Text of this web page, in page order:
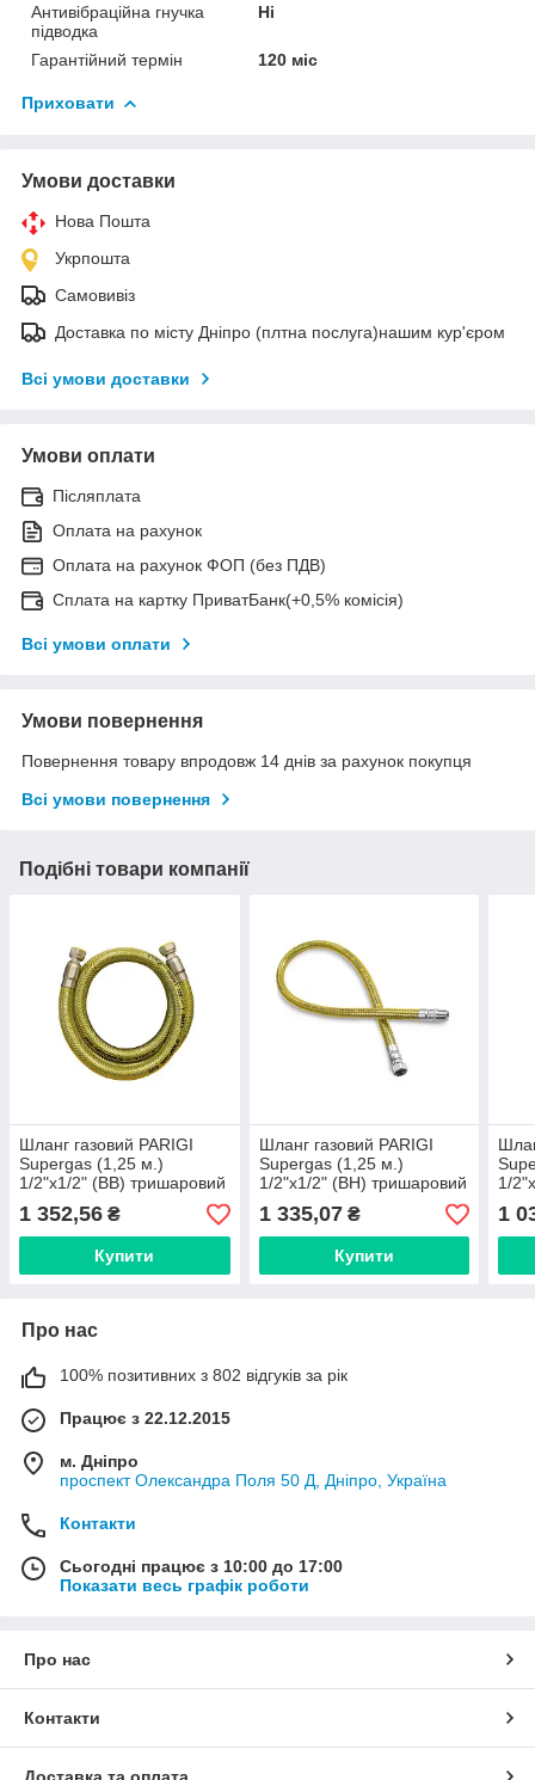
Антивібраційна гнучка
підводка
Ні
Гарантійний термін 120 міс
Приховати
Умови доставки
Нова Пошта
Укрпошта
Самовивіз
Доставка по місту Дніпро (плтна послуга)нашим кур'єром
Всі умови доставки
Умови оплати
Післяплата
Оплата на рахунок
Оплата на рахунок ФОП (без ПДВ)
Сплата на картку ПриватБанк(+0,5% комісія)
Всі умови оплати
Умови повернення
Повернення товару впродовж 14 днів за рахунок покупця
Всі умови повернення
Подібні товари компанії
Шланг газовий PARIGI
Supergas (1,25 м.)
1/2"x1/2" (ВВ) тришаровий
захист із ПВХ (Італія)
1 352,56 ₴
Купити
Шланг газовий PARIGI
Supergas (1,25 м.)
1/2"x1/2" (ВН) тришаровий
захист із ПВХ (Італія)
1 335,07₴
Купити
1/
1
Про нас
100% позитивних з 802 відгуків за рік
Працює з 22.12.2015
м. Дніпро
проспект Олександра Поля 50 Д, Дніпро, Україна
Контакти
Сьогодні працює з 10:00 до 17:00
Показати весь графік роботи
Про нас
Контакти